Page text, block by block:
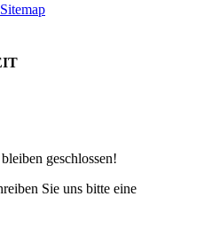
Sitemap
geschlossen!
Sie uns bitte eine